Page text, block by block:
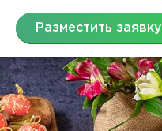
Разместить заявку